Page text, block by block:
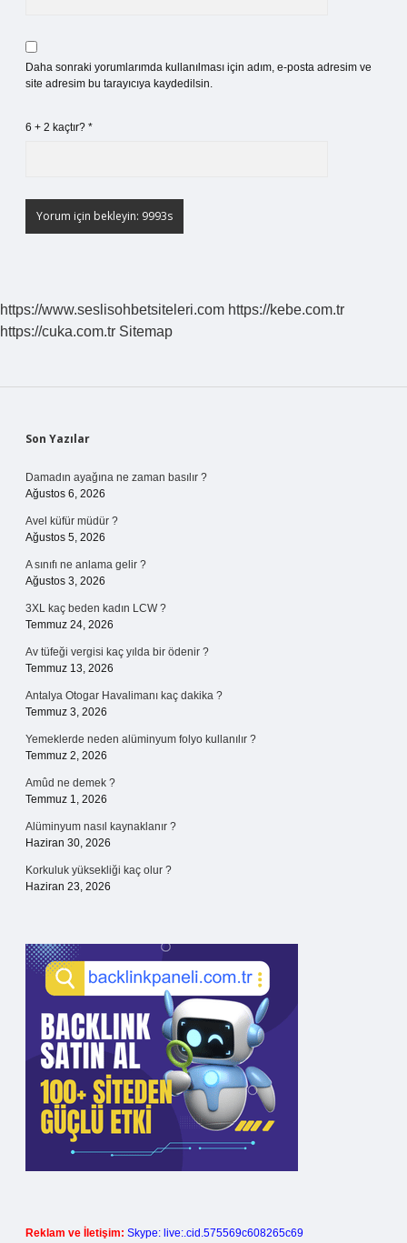
Daha sonraki yorumlarımda kullanılması için adım, e-posta adresim ve
site adresim bu tarayıcıya kaydedilsin.
6 + 2 kaçtır? *
https://www.seslisohbetsiteleri.com https://kebe.com.tr
https://cuka.com.tr Sitemap
Sidebar
Son Yazılar
Damadın ayağına ne zaman basılır ?
Ağustos 6, 2026
Avel küfür müdür ?
Ağustos 5, 2026
A sınıfı ne anlama gelir ?
Ağustos 3, 2026
3XL kaç beden kadın LCW ?
Temmuz 24, 2026
Av tüfeği vergisi kaç yılda bir ödenir ?
Temmuz 13, 2026
Antalya Otogar Havalimanı kaç dakika ?
Temmuz 3, 2026
Yemeklerde neden alüminyum folyo kullanılır ?
Temmuz 2, 2026
Amûd ne demek ?
Temmuz 1, 2026
Alüminyum nasıl kaynaklanır ?
Haziran 30, 2026
Korkuluk yüksekliği kaç olur ?
Haziran 23, 2026
Reklam ve İletişim: Skype: live:.cid.575569c608265c69